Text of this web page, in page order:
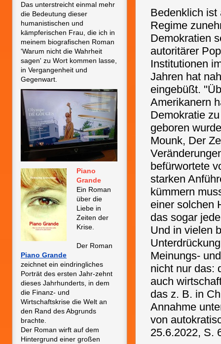
Das unterstreicht einmal mehr
die Bedeutung dieser
humanistischen und
kämpferischen Frau, die ich in
meinem biografischen Roman
'Warum nicht die Wahrheit
sagen' zu Wort kommen lasse,
in Vergangenheit und
Gegenwart.
Piano
Grande
Ein Roman
über die
Liebe in
Zeiten der
Krise.
Der Roman
Piano Grande
zeichnet ein eindringliches
Porträt des ersten Jahr-zehnt
dieses Jahrhunderts, in dem
die Finanz- und
Wirtschaftskrise die Welt an
den Rand des Abgrunds
brachte.
Der Roman wirft auf dem
Hintergrund einer großen
Bedenklich ist
Regime
Demokratien
autoritärer
Institutionen
Jahren hat
eingebüßt.
Amerikanern
Demokratie
geboren
Mounk, Der
befürwortete
starken
kümmern
einer solchen
das sogar
Und in vielen
Meinungs-
nicht nur das:
auch
das z. B. in
Annahme
von
25.6.2022, S.